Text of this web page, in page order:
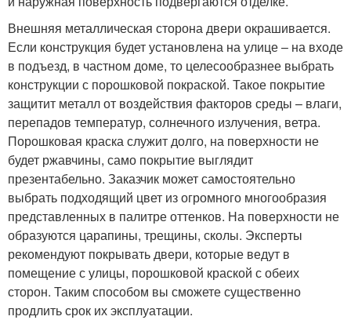
Внешняя металлическая сторона двери окрашивается.
Если конструкция будет установлена на улице – на входе
в подъезд, в частном доме, то целесообразнее выбрать
конструкции с порошковой покраской. Такое покрытие
защитит металл от воздействия факторов среды – влаги,
перепадов температур, солнечного излучения, ветра.
Порошковая краска служит долго, на поверхности не
будет ржавчины, само покрытие выглядит
презентабельно. Заказчик может самостоятельно
выбрать подходящий цвет из огромного многообразия
представленных в палитре оттенков. На поверхности не
образуются царапины, трещины, сколы. Эксперты
рекомендуют покрывать двери, которые ведут в
помещение с улицы, порошковой краской с обеих
сторон. Таким способом вы сможете существенно
продлить срок их эксплуатации.